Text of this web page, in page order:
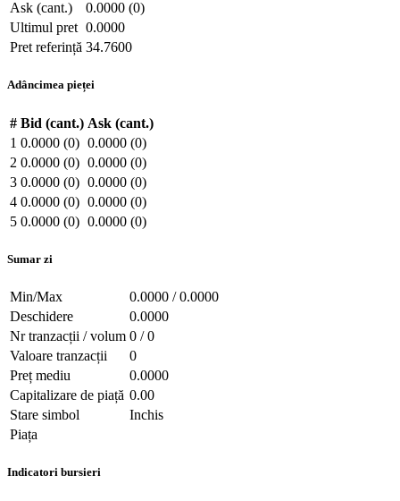
Ask (cant.)
0.0000 (0)
Ultimul pret 0.0000
Pret referință 34.7600
Adâncimea pieței
# Bid (cant.) Ask (cant.)
1 0.0000 (0) 0.0000 (0)
2 0.0000 (0) 0.0000 (0)
3 0.0000 (0) 0.0000 (0)
4 0.0000 (0) 0.0000 (0)
5 0.0000 (0) 0.0000 (0)
Sumar zi
Min/Max
0.0000 / 0.0000
Deschidere
0.0000
Nr tranzacții / volum 0 / 0
Valoare tranzacții
0
Preț mediu
0.0000
Capitalizare de piață 0.00
Stare simbol
Inchis
Piața
Indicatori bursieri